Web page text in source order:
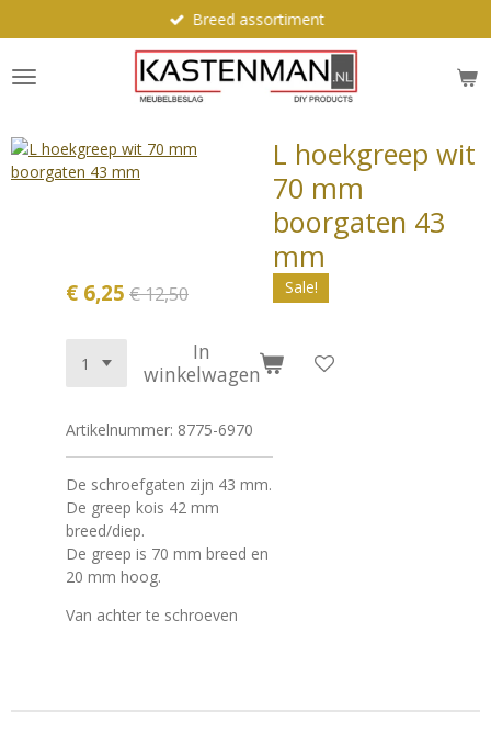
direct
naar
de
Breed assortiment
L hoekgreep wit
70 mm
boorgaten 43
mm
Sale!
€ 6,25 € 12,50
In
winkelwagen
Artikelnummer: 8775-6970
De schroefgaten zijn 43 mm.
De greep kois 42 mm
breed/diep.
De greep is 70 mm breed en
20 mm hoog.
Van achter te schroeven